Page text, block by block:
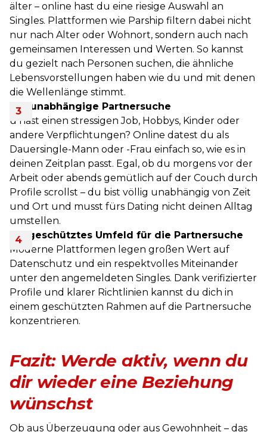
älter – online hast du eine riesige Auswahl an
Singles. Plattformen wie Parship filtern dabei nicht
nur nach Alter oder Wohnort, sondern auch nach
gemeinsamen Interessen und Werten. So kannst
du gezielt nach Personen suchen, die ähnliche
Lebensvorstellungen haben wie du und mit denen
die Wellenlänge stimmt.
Zeitunabhängige Partnersuche
u hast einen stressigen Job, Hobbys, Kinder oder
andere Verpflichtungen? Online datest du als
Dauersingle-Mann oder -Frau einfach so, wie es in
deinen Zeitplan passt. Egal, ob du morgens vor der
Arbeit oder abends gemütlich auf der Couch durch
Profile scrollst – du bist völlig unabhängig von Zeit
und Ort und musst fürs Dating nicht deinen Alltag
umstellen.
Ein geschütztes Umfeld für die Partnersuche
Moderne Plattformen legen großen Wert auf
Datenschutz und ein respektvolles Miteinander
unter den angemeldeten Singles. Dank verifizierter
Profile und klarer Richtlinien kannst du dich in
einem geschützten Rahmen auf die Partnersuche
konzentrieren.
Fazit: Werde aktiv, wenn du
dir wieder eine Beziehung
wünschst
Ob aus Überzeugung oder aus Gewohnheit – das